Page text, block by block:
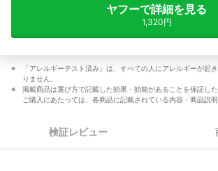
ヤフーで詳細を見る
1,320円
「アレルギーテスト済み」は、すべての人にアレルギーが起
りません。
掲載商品は選び方で記載した効果・効能があることを保証した
ご購入にあたっては、各商品に記載されている内容・商品説明
検証レビュー